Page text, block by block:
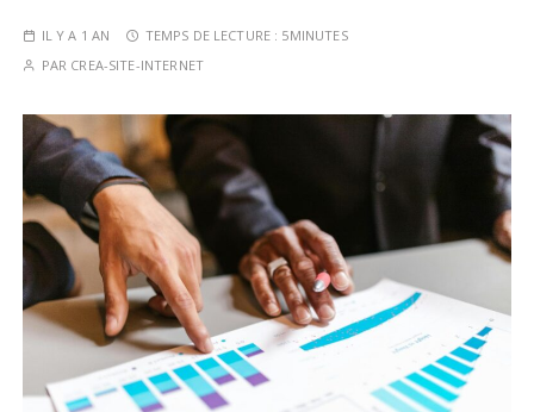
IL Y A 1 AN TEMPS DE LECTURE : 5MINUTES
PAR CREA-SITE-INTERNET